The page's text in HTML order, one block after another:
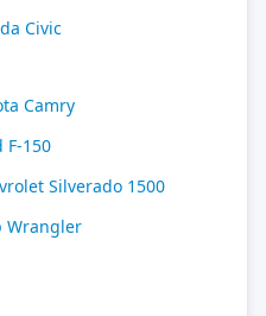
Civic
Camry
F-150
Silverado 1500
Wrangler